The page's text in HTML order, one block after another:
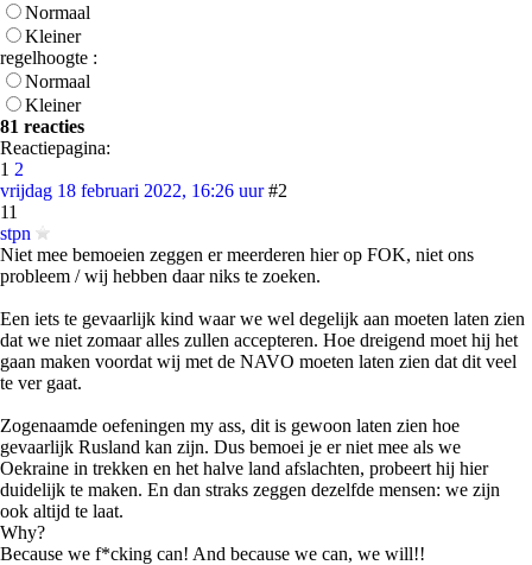
Normaal
Kleiner
regelhoogte :
Normaal
Kleiner
81 reacties
Reactiepagina:
1 2
vrijdag 18 februari 2022, 16:26 uur #2
11
stpn
Niet mee bemoeien zeggen er meerderen hier op FOK, niet ons
probleem / wij hebben daar niks te zoeken.
Een iets te gevaarlijk kind waar we wel degelijk aan moeten laten zien
dat we niet zomaar alles zullen accepteren. Hoe dreigend moet hij het
gaan maken voordat wij met de NAVO moeten laten zien dat dit veel
te ver gaat.
Zogenaamde oefeningen my ass, dit is gewoon laten zien hoe
gevaarlijk Rusland kan zijn. Dus bemoei je er niet mee als we
Oekraine in trekken en het halve land afslachten, probeert hij hier
duidelijk te maken. En dan straks zeggen dezelfde mensen: we zijn
ook altijd te laat.
Why?
Because we f*cking can! And because we can, we will!!